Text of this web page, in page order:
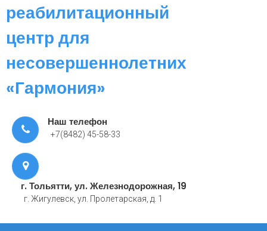
реабилитационный
центр для
несовершеннолетних
«Гармония»
Наш телефон
+7(8482) 45-58-33
г. Тольятти, ул. Железнодорожная, 19
г. Жигулевск, ул. Пролетарская, д. 1